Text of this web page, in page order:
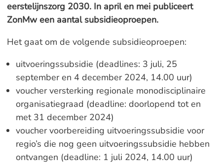
eerstelijnszorg 2030. In april en mei publiceert
ZonMw een aantal subsidieoproepen.
Het gaat om de volgende subsidieoproepen:
uitvoeringssubsidie (deadlines: 3 juli, 25
september en 4 december 2024, 14.00 uur)
voucher versterking regionale monodisciplinaire
organisatiegraad (deadline: doorlopend tot en
met 31 december 2024)
voucher voorbereiding uitvoeringssubsidie voor
regio’s die nog geen uitvoeringssubsidie hebben
ontvangen (deadline: 1 juli 2024, 14.00 uur)